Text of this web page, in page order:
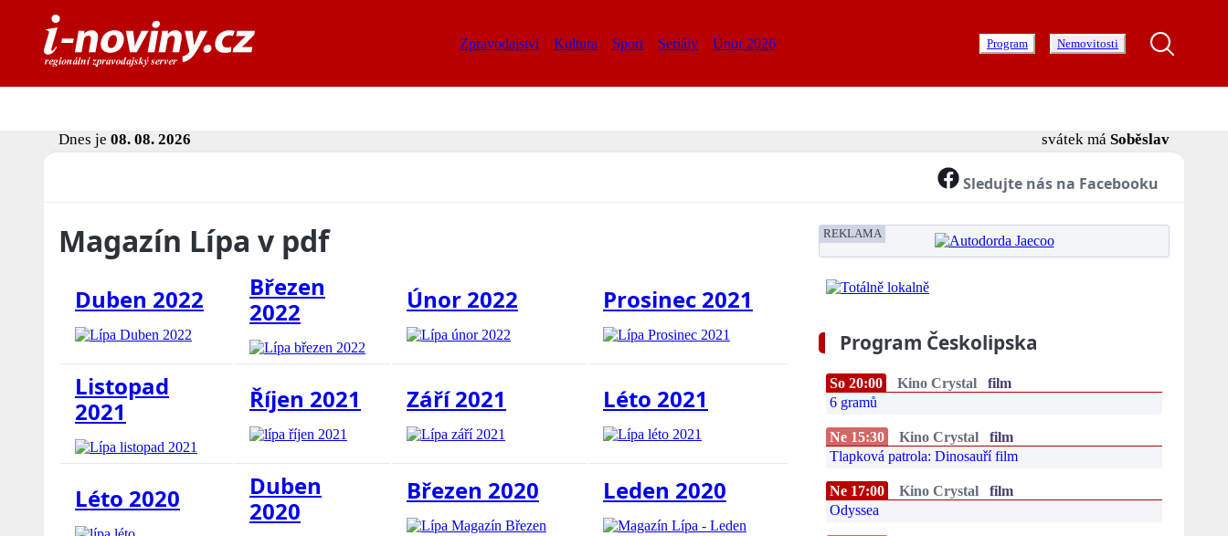
Zpravodajství Kultura Sport Seriály Únor 2026 Program Nemovitosti
Dnes je 08. 08. 2026 svátek má Soběslav
Sledujte nás na Facebooku
Magazín Lípa v pdf
Duben 2022
Březen
2022
Únor 2022 Prosinec 2021
Listopad
2021
Říjen 2021 Září 2021 Léto 2021
Léto 2020
Duben
2020
Březen 2020 Leden 2020
REKLAMA
Program Českolipska
So 20:00 Kino Crystal
film
6 gramů
Ne 15:30 Kino Crystal
film
Tlapková patrola: Dinosauří film
Ne 17:00 Kino Crystal
film
Odyssea